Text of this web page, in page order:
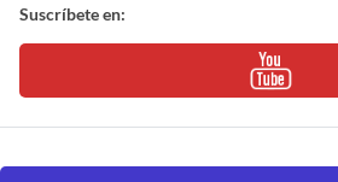
Suscríbete en: